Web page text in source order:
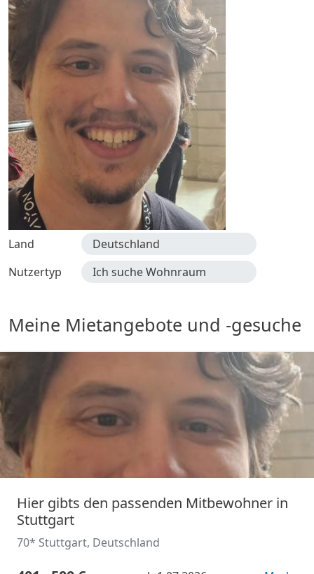
Land
Deutschland
Nutzertyp
Ich suche Wohnraum
Meine Mietangebote und -gesuche
Hier gibts den passenden Mitbewohner in
Stuttgart
70* Stuttgart, Deutschland